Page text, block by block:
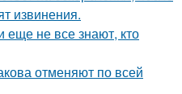
извинения.
еще не все знают, кто
отменяют по всей